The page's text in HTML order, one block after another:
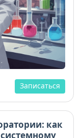
Записаться
как